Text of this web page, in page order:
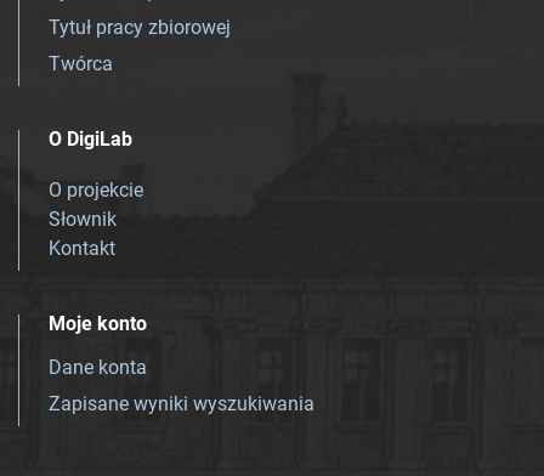
Tytuł pracy zbiorowej
Twórca
O DigiLab
O projekcie
Słownik
Kontakt
Moje konto
Dane konta
Zapisane wyniki wyszukiwania